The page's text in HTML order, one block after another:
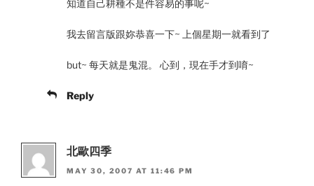
知道自己耕種不是件容易的事呢~
我去留言版跟妳恭喜一下~ 上個星期一就看到了
but~ 每天就是鬼混。 心到，現在手才到唷~
Reply
北歐四季
MAY 30, 2007 AT 11:46 PM